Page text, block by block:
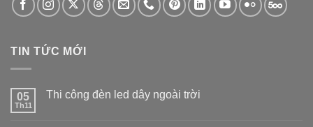
TIN TỨC MỚI
05
Th11
Thi công đèn led dây ngoài trời